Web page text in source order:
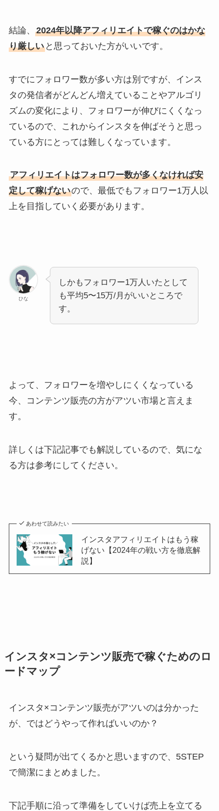
結論、 2024年以降アフィリエイトで稼ぐのはかな
り厳しいと思っておいた方がいいです。
すでにフォロワー数が多い方は別ですが、インス
タの発信者がどんどん増えていることやアルゴリ
ズムの変化により、フォロワーが伸びにくくなっ
ているので、これからインスタを伸ばそうと思っ
ている方にとっては難しくなっています。
アフィリエイトはフォロワー数が多くなければ安
定して稼げないので、最低でもフォロワー1万人以
上を目指していく必要があります。
ひな
しかもフォロワー1万人いたとして
も平均5〜15万/月がいいところで
す。
よって、フォロワーを増やしにくくなっている
今、コンテンツ販売の方がアツい市場と言えま
す。
詳しくは下記記事でも解説しているので、気にな
る方は参考にしてください。
あわせて読みたい
インスタアフィリエイトはもう稼
げない【2024年の戦い方を徹底解
説】
インスタ×コンテンツ販売で稼ぐためのロ
ードマップ
インスタ×コンテンツ販売がアツいのは分かった
が、ではどうやって作ればいいのか？
という疑問が出てくるかと思いますので、5STEP
で簡潔にまとめました。
下記手順に沿って準備をしていけば売上を立てる